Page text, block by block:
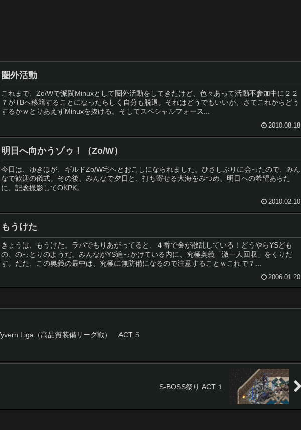
圏外活動
これまで、Zo/Wで派閥Minuxとして圏外活動をしてきたけど、色々あって活動不参加中に２２
７がTBへ移籍することになったらしく自分も脱退。それはどうでもいいが、さてこれからどう
するかｗとりあえずMinuxを抜ける。そしてスペシャルフォース...
2010.08.18
明日へ向かうゾゥ！（Zo/W）
今日は、ゆきほが、ギルドZo/W宅へとおこしになられました。ひさしぶりに会ったので、みん
なで歓迎の儀式。その後、みんなで夕日と、打ち寄せる大海をみつめ、明日への希望あらた
に、記念撮影してOKPK。
2010.02.10
もうけた
きょうは、もうけた。ラバでもりあがってると、４番で金が散乱している！どうやらYSども
の、のっとりのようだ。みんながYS追っかけている内に、究極奥義「激一人回収」をくりだ
す。だた、この奥義の最中は、究極に無防備になるので注意することｗこれで７...
2006.01.20
Liga（高品質装備リーグ戦） ACT.５
S-BOSS祭り ACT.１